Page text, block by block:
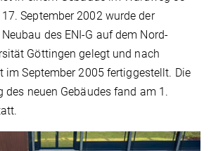
September 2002 wurde der
des ENI-G auf dem Nord-
Göttingen gelegt und nach
im September 2005 fertiggestellt. Die
des neuen Gebäudes fand am 1.